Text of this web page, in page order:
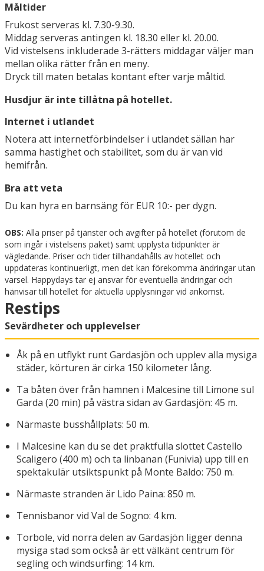
Måltider
Frukost serveras kl. 7.30-9.30.
Middag serveras antingen kl. 18.30 eller kl. 20.00.
Vid vistelsens inkluderade 3-rätters middagar väljer man
mellan olika rätter från en meny.
Dryck till maten betalas kontant efter varje måltid.
Husdjur är inte tillåtna på hotellet.
Internet i utlandet
Notera att internetförbindelser i utlandet sällan har
samma hastighet och stabilitet, som du är van vid
hemifrån.
Bra att veta
Du kan hyra en barnsäng för EUR 10:- per dygn.
OBS: Alla priser på tjänster och avgifter på hotellet (förutom de
som ingår i vistelsens paket) samt upplysta tidpunkter är
vägledande. Priser och tider tillhandahålls av hotellet och
uppdateras kontinuerligt, men det kan förekomma ändringar utan
varsel. Happydays tar ej ansvar för eventuella ändringar och
hänvisar till hotellet för aktuella upplysningar vid ankomst.
Restips
Sevärdheter och upplevelser
Åk på en utflykt runt Gardasjön och upplev alla mysiga
städer, körturen är cirka 150 kilometer lång.
Ta båten över från hamnen i Malcesine till Limone sul
Garda (20 min) på västra sidan av Gardasjön: 45 m.
Närmaste busshållplats: 50 m.
I Malcesine kan du se det praktfulla slottet Castello
Scaligero (400 m) och ta linbanan (Funivia) upp till en
spektakulär utsiktspunkt på Monte Baldo: 750 m.
Närmaste stranden är Lido Paina: 850 m.
Tennisbanor vid Val de Sogno: 4 km.
Torbole, vid norra delen av Gardasjön ligger denna
mysiga stad som också är ett välkänt centrum för
segling och windsurfing: 14 km.